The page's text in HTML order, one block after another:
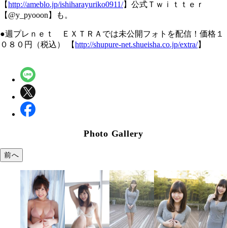
【http://ameblo.jp/ishiharayuriko0911/】公式Ｔｗｉｔｔｅｒ
【@y_pyooon】も。
●週プレｎｅｔ ＥＸＴＲＡでは未公開フォトを配信！価格１
０８０円（税込） 【http://shupure-net.shueisha.co.jp/extra/】
Photo Gallery
前へ